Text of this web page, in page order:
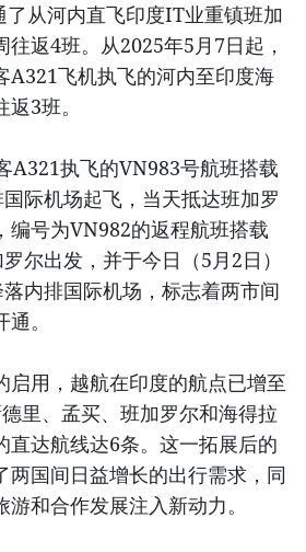
从河内直飞印度IT业重镇班加
往返4班。从2025年5月7日起，
A321飞机执飞的河内至印度海
3班。
A321执飞的VN983号航班搭载
际机场起飞，当天抵达班加罗
编号为VN982的返程航班搭载
尔出发，并于今日（5月2日）
内排国际机场，标志着两市间
。
启用，越航在印度的航点已增至
里、孟买、班加罗尔和海得拉
直达航线达6条。这一拓展后的
两国间日益增长的出行需求，同
和合作发展注入新动力。